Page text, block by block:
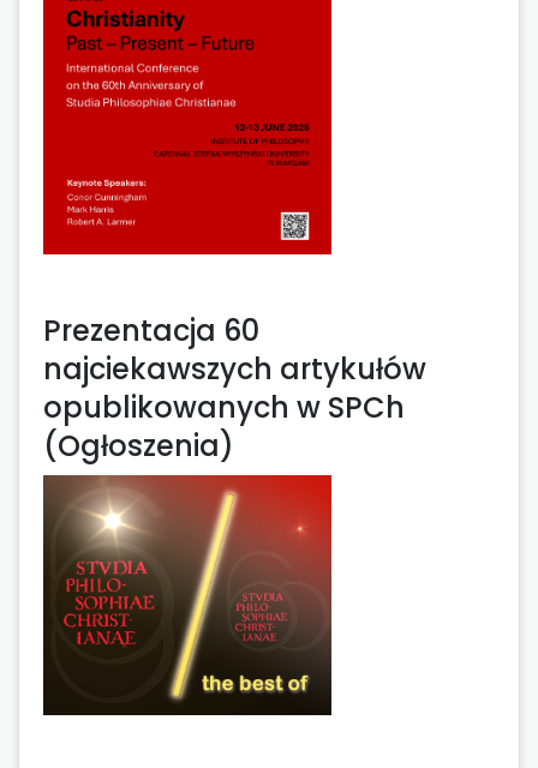
Prezentacja 60
najciekawszych artykułów
opublikowanych w SPCh
(Ogłoszenia)